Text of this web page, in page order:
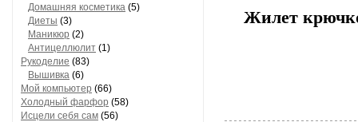
Домашняя косметика (5)
Диеты (3)
Маникюр (2)
Антицеллюлит (1)
Рукоделие (83)
Вышивка (6)
Мой компьютер (66)
Холодный фарфор (58)
Исцели себя сам (56)
Жилет